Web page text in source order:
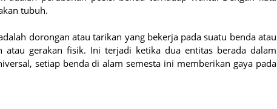
tubuh.
dorongan atau tarikan yang bekerja pada suatu benda atau
atau gerakan fisik. Ini terjadi ketika dua entitas berada dalam
setiap benda di alam semesta ini memberikan gaya pada